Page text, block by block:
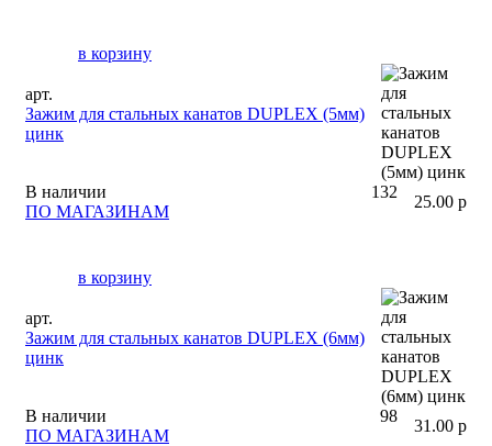
в корзину
арт.
Зажим для стальных канатов DUPLEX (5мм)
цинк
В наличии
132
ПО МАГАЗИНАМ
25.00 р
в корзину
арт.
Зажим для стальных канатов DUPLEX (6мм)
цинк
В наличии
98
ПО МАГАЗИНАМ
31.00 р